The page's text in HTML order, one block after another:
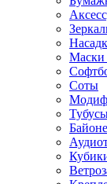
Маски
Соты